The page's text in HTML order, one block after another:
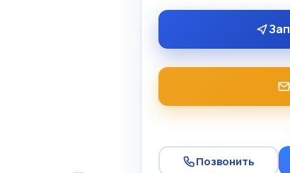
Позвонить